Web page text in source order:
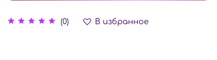
(0) В избранное